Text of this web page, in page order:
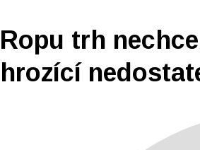
Ropu trh
hrozící